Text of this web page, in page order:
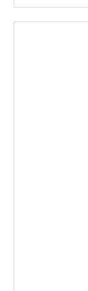
로드셀
을 효과적으로 측